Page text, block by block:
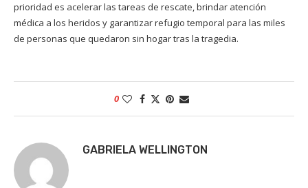
prioridad es acelerar las tareas de rescate, brindar atención
médica a los heridos y garantizar refugio temporal para las miles
de personas que quedaron sin hogar tras la tragedia.
0
GABRIELA WELLINGTON